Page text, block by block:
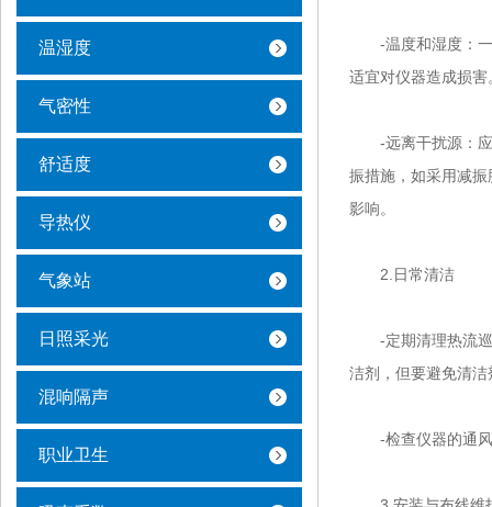
温湿度
气密性
舒适度
导热仪
气象站
日照采光
混响隔声
职业卫生
-温度和湿度：一
适宜对仪器造成损害
-远离干扰源：应
振措施，如采用减
影响。
2.日常清洁
-定期清理热流巡
洁剂，但要避免清
-检查仪器的通风